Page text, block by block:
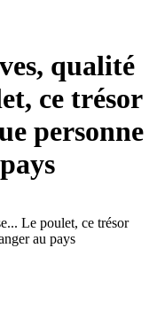
qualité
ce trésor
personne